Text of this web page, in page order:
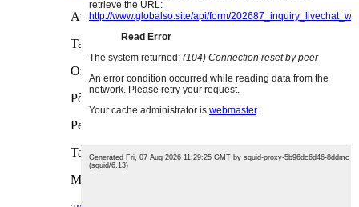
Atik NO.: RC022
Tan livrezon: 15 JOU
Orijin pwodwi: LACHIN
Pò anbake: XIAMEN, FUJIAN
Peman: EXW/FOB/CIF/DAP/DDP
Tan echantiyon: 5-15 jou
MOQ: 1000PCS